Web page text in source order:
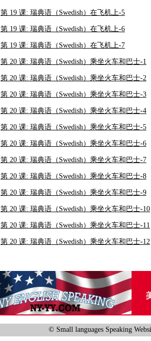
第 19 课: 瑞典语（Swedish）在飞机上-5
第 19 课: 瑞典语（Swedish）在飞机上-6
第 19 课: 瑞典语（Swedish）在飞机上-7
第 20 课: 瑞典语（Swedish）乘坐火车和巴士-1
第 20 课: 瑞典语（Swedish）乘坐火车和巴士-2
第 20 课: 瑞典语（Swedish）乘坐火车和巴士-3
第 20 课: 瑞典语（Swedish）乘坐火车和巴士-4
第 20 课: 瑞典语（Swedish）乘坐火车和巴士-5
第 20 课: 瑞典语（Swedish）乘坐火车和巴士-6
第 20 课: 瑞典语（Swedish）乘坐火车和巴士-7
第 20 课: 瑞典语（Swedish）乘坐火车和巴士-8
第 20 课: 瑞典语（Swedish）乘坐火车和巴士-9
第 20 课: 瑞典语（Swedish）乘坐火车和巴士-10
第 20 课: 瑞典语（Swedish）乘坐火车和巴士-11
第 20 课: 瑞典语（Swedish）乘坐火车和巴士-12
© Small languages Speaking